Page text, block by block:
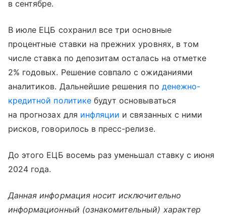
в сентябре.
В июле ЕЦБ сохранил все три основные
процентные ставки на прежних уровнях, в том
числе ставка по депозитам осталась на отметке
2% годовых. Решение совпало с ожиданиями
аналитиков. Дальнейшие решения по денежно-
кредитной политикебудут основываться
на прогнозах для инфляции и связанных с ними
рисков, говорилось в пресс-релизе.
До этого ЕЦБ восемь раз уменьшал ставку с июня
2024 года.
Данная информация носит исключительно
информационный (ознакомительный) характер